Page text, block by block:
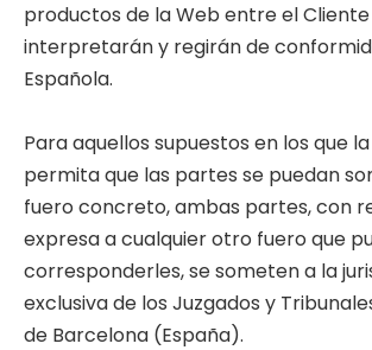
productos de la Web entre el Cliente
interpretarán y regirán de
Española.
Para aquellos supuestos en los que
permita que las partes se puedan
fuero concreto, ambas partes, con
expresa a cualquier otro fuero que
corresponderles, se someten a la
exclusiva de los Juzgados y
de Barcelona (España).